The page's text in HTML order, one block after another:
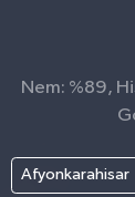
Nem: %89,
Afyonkarahisar